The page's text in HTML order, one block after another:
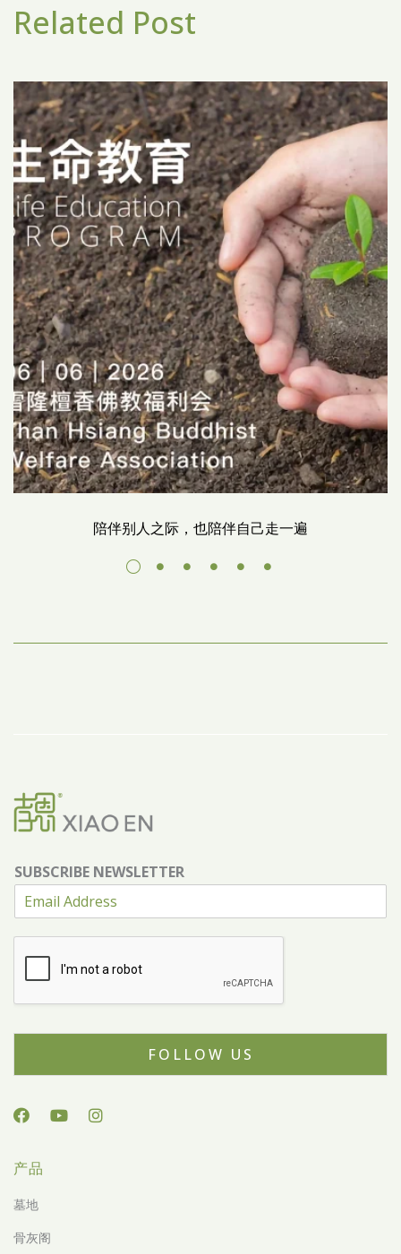
Related Post
陪伴别人之际，也陪伴自己走一遍
SUBSCRIBE NEWSLETTER
FOLLOW US
产品
墓地
骨灰阁